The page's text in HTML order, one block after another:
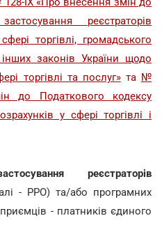
реєстраторів
торгівлі, громадського
законів України щодо
торгівлі та послуг»та №
до Податкового кодексу
у сфері торгівлі і
реєстраторів
- РРО) та/або програмних
- платників єдиного